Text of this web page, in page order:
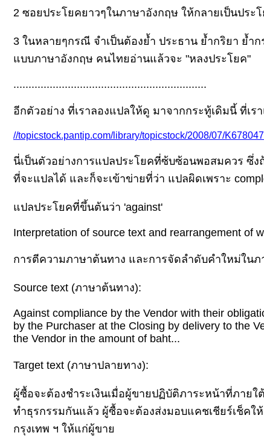
2 ซอยประโยคยาวๆในภาษาอังกฤษ ให้กลายเป็นปร
3 ในหลายๆกรณี จำเป็นต้องย้ำ ประธาน ย้ำกริยา ย้ำ
บบภาษาอังกฤษ คนไทยอ่านแล้วจะ "หลงประโยค"
................................................................
อีกตัวอย่าง ที่เราลองแปลให้ดู มาจากกระทู้เดิมนี้ ที่เร
//topicstock.pantip.com/library/topicstock/2008/07/
นี่เป็นตัวอย่างการแปลประโยคที่ซ้บซ้อนพอสมควร ซึ่ง
ที่จะแปลได้ และก็จะเข้าข่ายที่ว่า แปลผิดเพราะ
ปลประโยคที่ขึ้นต้นว่า 'against'
Interpretation of source text and rearrangement of
การตีความภาษาต้นทาง และการจัดลำดับคำใหม่ในภ
Source text (ภาษาต้นทาง):
Against compliance by the Vendor with their
by the Purchaser at the Closing by delivery to the
the Vendor in the amount of baht...
Target text (ภาษาปลายทาง):
ผู้ซื้อจะต้องชำระเงินเมื่อผู้ขายปฏิบัติภาระหน้าที่ภาย
ทำธุรกรรมกันแล้ว ผู้ซื้อจะต้องส่งมอบแคชเชียร์เช็คใ
กรุงเทพ ฯ ให้แก่ผู้ขา